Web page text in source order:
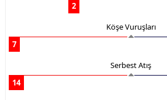
2
Köşe Vuruşları
7
Serbest Atış
14